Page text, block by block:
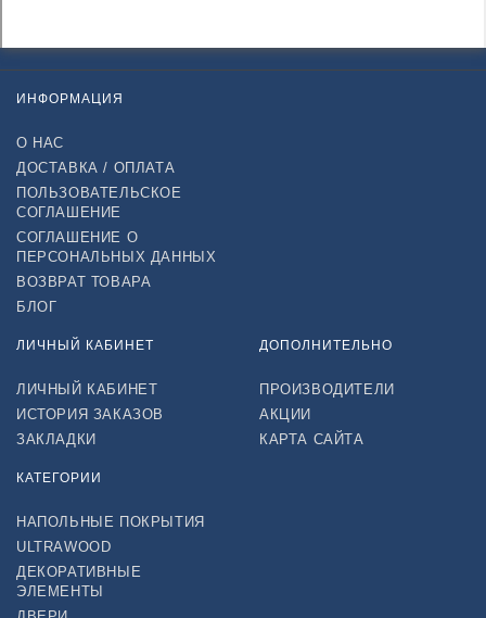
ИНФОРМАЦИЯ
О НАС
ДОСТАВКА / ОПЛАТА
ПОЛЬЗОВАТЕЛЬСКОЕ
СОГЛАШЕНИЕ
СОГЛАШЕНИЕ О
ПЕРСОНАЛЬНЫХ ДАННЫХ
ВОЗВРАТ ТОВАРА
БЛОГ
ЛИЧНЫЙ КАБИНЕТ
ЛИЧНЫЙ КАБИНЕТ
ИСТОРИЯ ЗАКАЗОВ
ЗАКЛАДКИ
ДОПОЛНИТЕЛЬНО
ПРОИЗВОДИТЕЛИ
АКЦИИ
КАРТА САЙТА
КАТЕГОРИИ
НАПОЛЬНЫЕ ПОКРЫТИЯ
ULTRAWOOD
ДЕКОРАТИВНЫЕ
ЭЛЕМЕНТЫ